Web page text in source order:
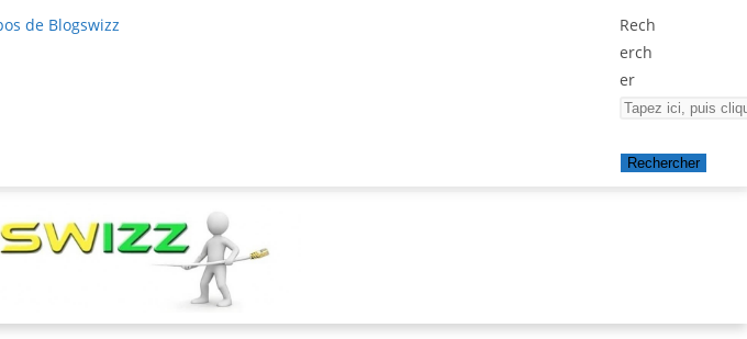
de Blogswizz
Rech
erch
er
Rechercher